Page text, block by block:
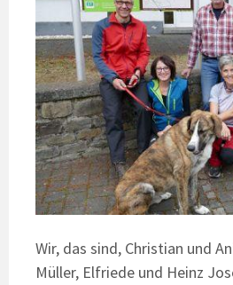
Wir, das sind, Christian und
Müller, Elfriede und Heinz